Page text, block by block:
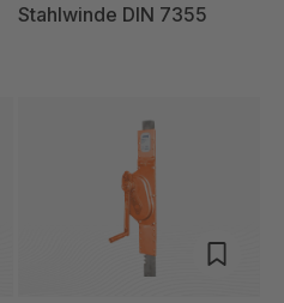
Stahlwinde DIN 7355